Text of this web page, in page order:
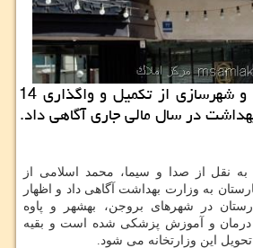
مركز املاك: وزیر راه و شهرسازی از تكمیل و واگذاری 14
در سال مالی جاری آگاهی داد.
نقل از صدا و سیما، محمد اسلامی از
و واگذاری ۱۴ بیمارستان به وزارت بهداشت آگاهی داد و اظهار
در شهرهای بروجن، بهشهر و پاوه
درمان و آموزش پزشكی شده است و بقیه
تحویل این وزارتخانه می شود.